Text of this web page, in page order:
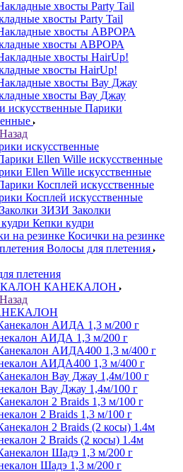
хвосты Party Tail
хвосты АВРОРА
хвосты HairUp!
хвосты Вау Джау
Парики
Назад
искусственные
Ellen Wille искусственные
Косплей искусственные
ЗИЗИ Заколки
Кепки кудри
Косички на резинке
Волосы для плетения
плетения
КАНЕКАЛОН
Назад
АИДА 1,3 м/200 г
АИДА400 1,3 м/400 г
Вау Джау 1,4м/100 г
2 Braids 1,3 м/100 г
2 Braids (2 косы) 1.4м
Шадэ 1,3 м/200 г